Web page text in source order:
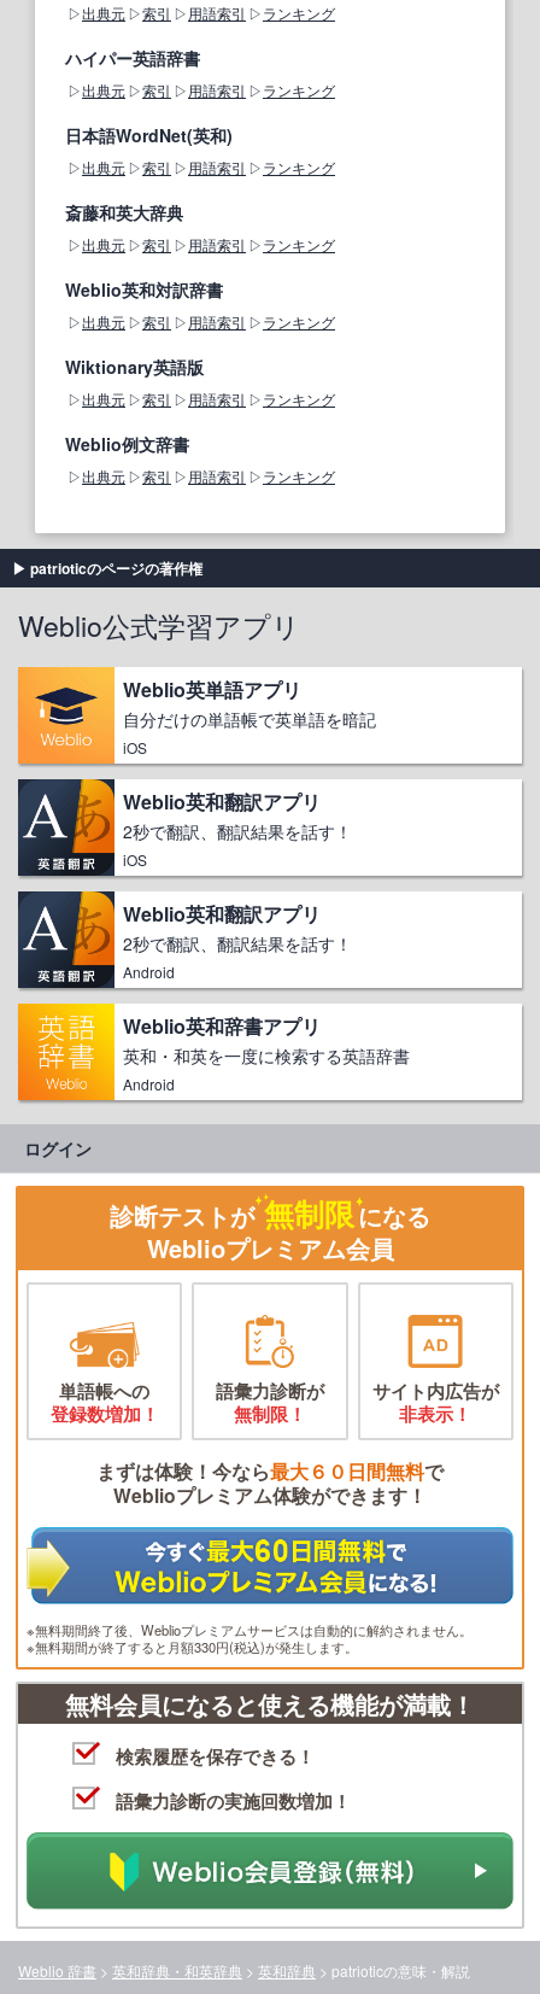
出典元 索引 用語索引 ランキング
ハイパー英語辞書
出典元 索引 用語索引 ランキング
日本語WordNet(英和)
出典元 索引 用語索引 ランキング
斎藤和英大辞典
出典元 索引 用語索引 ランキング
Weblio英和対訳辞書
出典元 索引 用語索引 ランキング
Wiktionary英語版
出典元 索引 用語索引 ランキング
Weblio例文辞書
出典元 索引 用語索引 ランキング
patrioticのページの著作権
Weblio公式学習アプリ
Weblio英単語アプリ
自分だけの単語帳で英単語を暗記
iOS
Weblio英和翻訳アプリ
2秒で翻訳、翻訳結果を話す！
iOS
Weblio英和翻訳アプリ
2秒で翻訳、翻訳結果を話す！
Android
Weblio英和辞書アプリ
英和・和英を一度に検索する英語辞書
Android
ログイン
診断テストが 無制限になる
Weblioプレミアム会員
単語帳への
登録数増加！
語彙力診断が
無制限！
サイト内広告が
非表示！
まずは体験！今なら最大６０日間無料で
Weblioプレミアム体験ができます！
※無料期間終了後、Weblioプレミアムサービスは自動的に解約されません。
※無料期間が終了すると月額330円(税込)が発生します。
無料会員になると使える機能が満載！
検索履歴を保存できる！
語彙力診断の実施回数増加！
Weblio 辞書 > 英和辞典・和英辞典 > 英和辞典 > patrioticの意味・解説